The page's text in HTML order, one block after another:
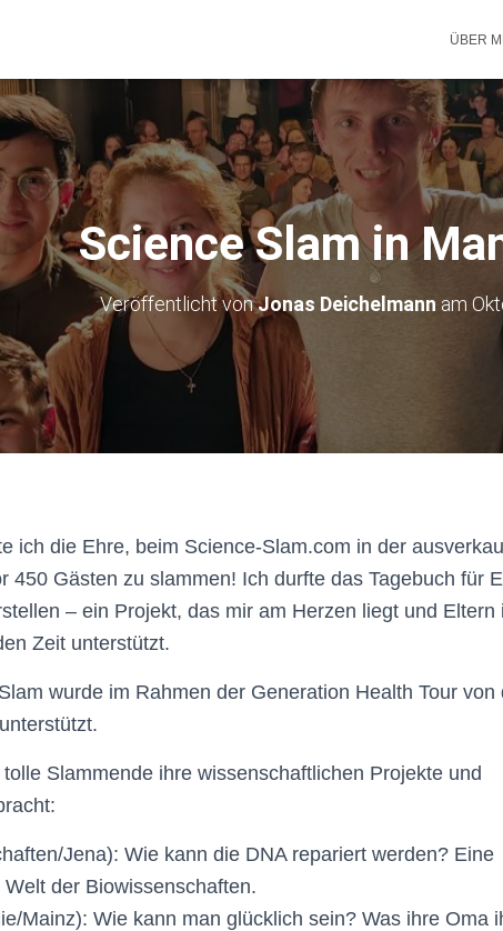
ÜBER
Science Slam in
Veröffentlicht vonJonas Deichelmann am
ich die Ehre, beim Science-Slam.com in der
450 Gästen zu slammen! Ich durfte das Tagebuch für
– ein Projekt, das mir am Herzen liegt und Eltern
Zeit unterstützt.
wurde im Rahmen der Generation Health Tour von
Slammende ihre wissenschaftlichen Projekte und
Jena): Wie kann die DNA repariert werden? Eine
der Biowissenschaften.
Mainz): Wie kann man glücklich sein? Was ihre Oma